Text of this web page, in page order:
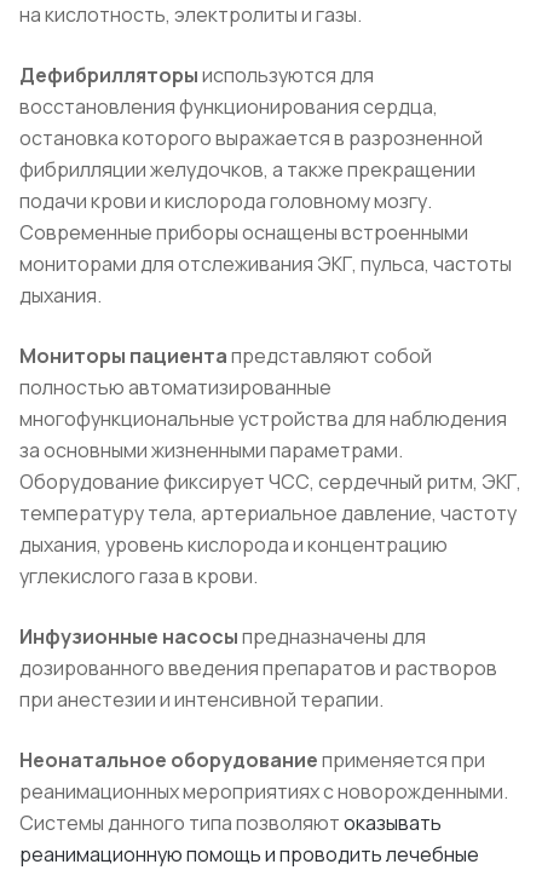
на кислотность, электролиты и газы.
Дефибрилляторыиспользуются для
восстановления функционирования сердца,
остановка которого выражается в разрозненной
фибрилляции желудочков, а также прекращении
подачи крови и кислорода головному мозгу.
Современные приборы оснащены встроенными
мониторами для отслеживания ЭКГ, пульса, частоты
дыхания.
Мониторы пациентапредставляют собой
полностью автоматизированные
многофункциональные устройства для наблюдения
за основными жизненными параметрами.
Оборудование фиксирует ЧСС, сердечный ритм, ЭКГ,
температуру тела, артериальное давление, частоту
дыхания, уровень кислорода и концентрацию
углекислого газа в крови.
Инфузионные насосыпредназначены для
дозированного введения препаратов и растворов
при анестезии и интенсивной терапии.
Неонатальное оборудованиеприменяется при
реанимационных мероприятиях с новорожденными.
Системы данного типа позволяютоказывать
реанимационную помощь и проводить лечебные